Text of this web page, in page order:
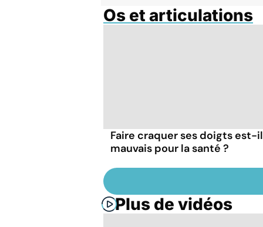
Os et articulations
Faire craquer ses doigts est-il
mauvais pour la santé ?
Plus de vidéos